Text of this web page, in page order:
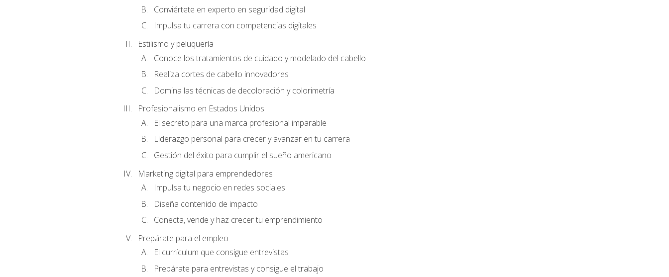
Conviértete en experto en seguridad digital
Impulsa tu carrera con competencias digitales
Estilismo y peluquería
Conoce los tratamientos de cuidado y modelado del cabello
Realiza cortes de cabello innovadores
Domina las técnicas de decoloración y colorimetría
Profesionalismo en Estados Unidos
El secreto para una marca profesional imparable
Liderazgo personal para crecer y avanzar en tu carrera
Gestión del éxito para cumplir el sueño americano
Marketing digital para emprendedores
Impulsa tu negocio en redes sociales
Diseña contenido de impacto
Conecta, vende y haz crecer tu emprendimiento
Prepárate para el empleo
El currículum que consigue entrevistas
Prepárate para entrevistas y consigue el trabajo